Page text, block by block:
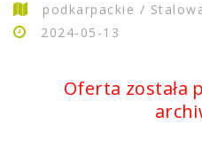
podkarpackie /
2024-05-13
Oferta została